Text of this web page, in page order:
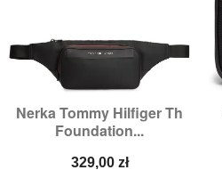
Nerka Tommy Hilfiger Th
Foundation...
Cena
329,00 zł